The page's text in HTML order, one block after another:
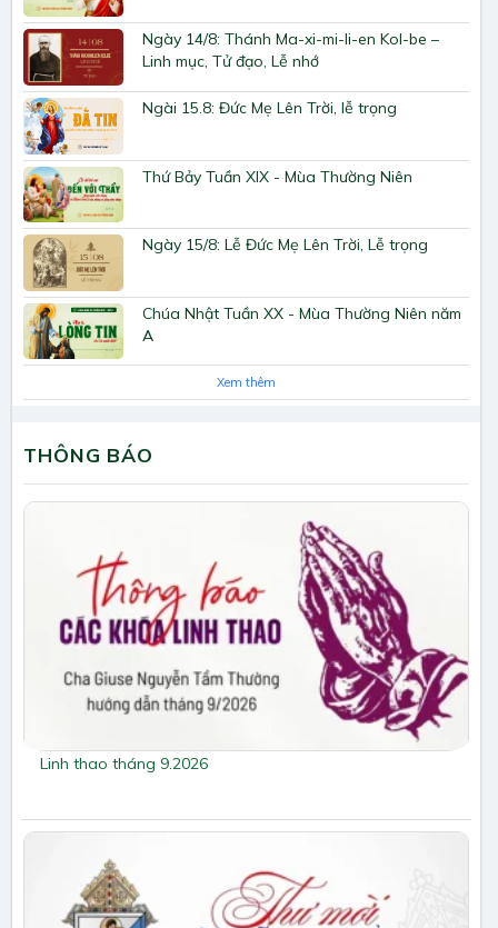
Ngày 14/8: Thánh Ma-xi-mi-li-en Kol-be –
Linh mục, Tử đạo, Lễ nhớ
Ngài 15.8: Đức Mẹ Lên Trời, lễ trọng
Thứ Bảy Tuần XIX - Mùa Thường Niên
Ngày 15/8: Lễ Đức Mẹ Lên Trời, Lễ trọng
Chúa Nhật Tuần XX - Mùa Thường Niên năm
A
Xem thêm
THÔNG BÁO
Linh thao tháng 9.2026